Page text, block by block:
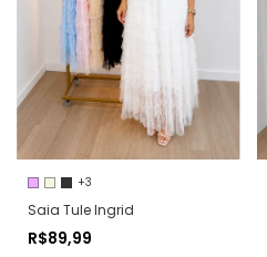
+3
Saia Tule Ingrid
R$89,99